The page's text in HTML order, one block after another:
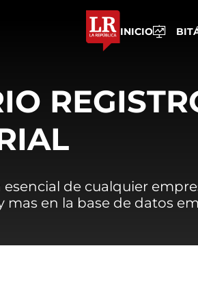
INICIO
esencial de cualquier
mas en la base de datos